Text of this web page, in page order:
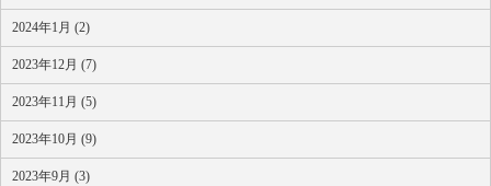
2024年1月 (2)
2023年12月 (7)
2023年11月 (5)
2023年10月 (9)
2023年9月 (3)